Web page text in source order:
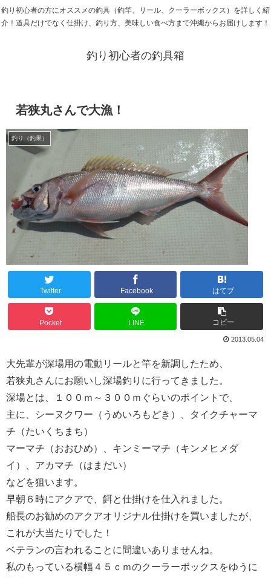
釣り初心者の方にオススメの釣具（釣竿、リール、クーラーボックス）を詳しく紹
介！道具だけでなく仕掛け、釣り方、美味しい食べ方まで沖縄からお届けします！
釣り初心者の釣具箱
若狭丸さんで大漁！
釣り（釣果）
Twitter Facebook はてブ
Pocket LINE コピー
2013.05.04
大先輩が深場用の電動リールと竿を新調したため、
若狭丸さんにお願いし深場釣りに行ってきました。
深場とは、１００ｍ～３００ｍぐらいのポイントで、
主に、シーヌクワー（うめいろもどき）、タイクチャーマ
チ（たいくちまち）
マーマチ（おおひめ）、キンミーマチ（キンメヒメダ
イ）、アカマチ（はまだい）
などを狙います。
早朝６時にアクアで、餌と仕掛けを仕入れました。
船長のお勧めのアクアオリジナル仕掛けを買いましたが、
これが大当たりでした！
ベテランの言われることに間違いありませんね。
私のもっている横幅４５ｃｍのクーラーボックスをゆうに